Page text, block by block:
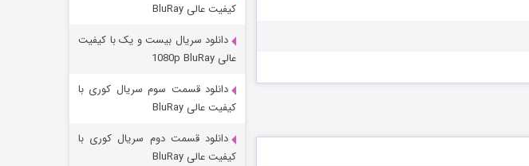
مردگان متحرک: شهر مرده ۳
کیفیت عالی BluRay
دانلود سریال بیست و یک با کیفیت
عالی 1080p BluRay
دانلود قسمت سوم سریال کوری با
کیفیت عالی BluRay
دانلود قسمت دوم سریال کوری با
کیفیت عالی BluRay